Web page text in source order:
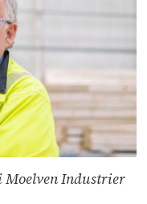
Moelven Industrier